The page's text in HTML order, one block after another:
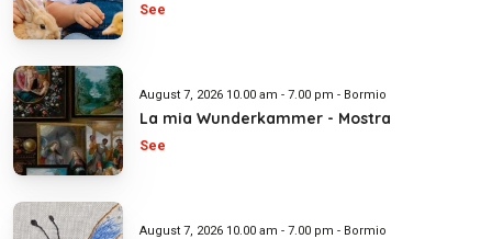
See
August 7, 2026 10.00 am - 7.00 pm - Bormio
La mia Wunderkammer - Mostra
See
August 7, 2026 10.00 am - 7.00 pm - Bormio